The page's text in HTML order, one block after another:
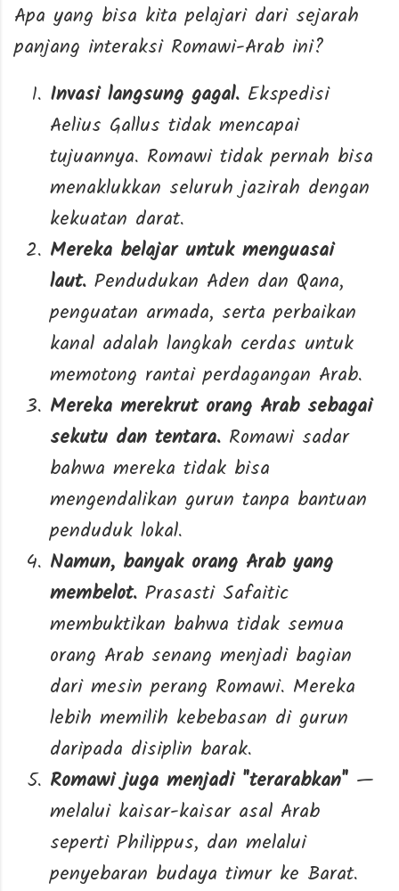
Apa yang bisa kita pelajari dari sejarah
panjang interaksi Romawi-Arab ini?
Invasi langsung gagal. Ekspedisi
Aelius Gallus tidak mencapai
tujuannya. Romawi tidak pernah bisa
menaklukkan seluruh jazirah dengan
kekuatan darat.
Mereka belajar untuk menguasai
laut. Pendudukan Aden dan Qana,
penguatan armada, serta perbaikan
kanal adalah langkah cerdas untuk
memotong rantai perdagangan Arab.
Mereka merekrut orang Arab sebagai
sekutu dan tentara. Romawi sadar
bahwa mereka tidak bisa
mengendalikan gurun tanpa bantuan
penduduk lokal.
Namun, banyak orang Arab yang
membelot. Prasasti Safaitic
membuktikan bahwa tidak semua
orang Arab senang menjadi bagian
dari mesin perang Romawi. Mereka
lebih memilih kebebasan di gurun
daripada disiplin barak.
Romawi juga menjadi "terarabkan" —
melalui kaisar-kaisar asal Arab
seperti Philippus, dan melalui
penyebaran budaya timur ke Barat.